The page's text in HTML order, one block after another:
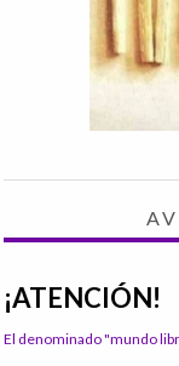
¡ATENCIÓN!
El denominado "mundo